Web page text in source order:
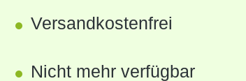
Versandkostenfrei
Nicht mehr verfügbar